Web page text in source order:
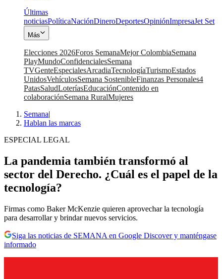
Últimas
noticiasPolíticaNaciónDineroDeportesOpiniónImpresaJet Set
Más
Elecciones 2026Foros SemanaMejor ColombiaSemana
PlayMundoConfidencialesSemana
TVGenteEspecialesArcadiaTecnologíaTurismoEstados
UnidosVehículosSemana SostenibleFinanzas Personales4
PatasSaludLoteríasEducaciónContenido en
colaboraciónSemana RuralMujeres
Semana|
Hablan las marcas
ESPECIAL LEGAL
La pandemia también transformó al
sector del Derecho. ¿Cuál es el papel de la
tecnología?
Firmas como Baker McKenzie quieren aprovechar la tecnología
para desarrollar y brindar nuevos servicios.
Siga las noticias de SEMANA en Google Discover y manténgase
informado